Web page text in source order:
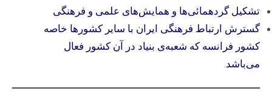
تشکیل گردهمائی‌ها و همایش‌های علمی و فرهنگی
گسترش ارتباط فرهنگی ایران با سایر کشورها خاصه
کشور فرانسه که شعبه‌ی بنیاد در آن کشور فعال
می‌باشد.